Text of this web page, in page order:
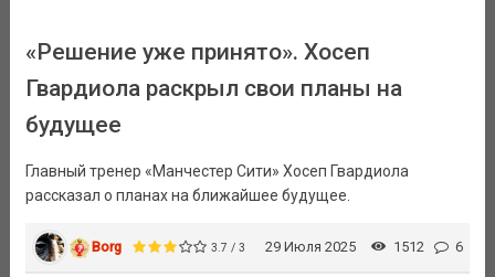
«Решение уже принято». Хосеп
Гвардиола раскрыл свои планы на
будущее
Главный тренер «Манчестер Сити» Хосеп Гвардиола
рассказал о планах на ближайшее будущее.
Borg 3.7 / 3 29 Июля 2025 1512 6